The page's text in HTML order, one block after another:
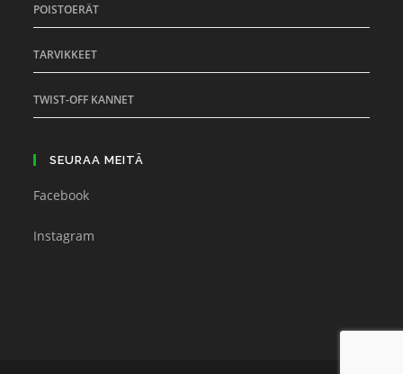
POISTOERÄT
TARVIKKEET
TWIST-OFF KANNET
SEURAA MEITÄ
Facebook
Instagram